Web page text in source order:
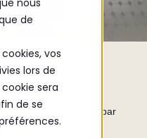
nous
de
vos
lors de
sera
de se
nous les envoyer par
et que vous